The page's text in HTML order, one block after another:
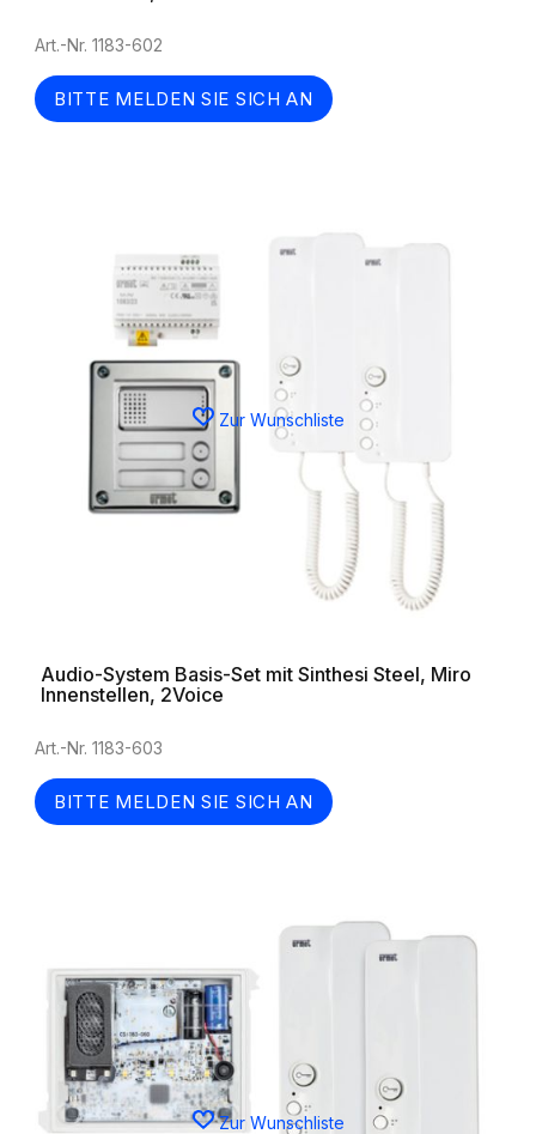
Art.-Nr. 1183-602
BITTE MELDEN SIE SICH AN
Zur Wunschliste
Audio-System Basis-Set mit Sinthesi Steel, Miro
Innenstellen, 2Voice
Art.-Nr. 1183-603
BITTE MELDEN SIE SICH AN
Zur Wunschliste